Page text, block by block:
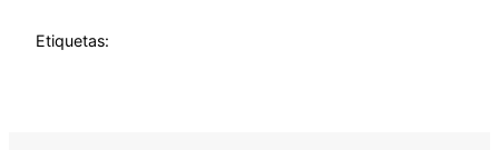
Etiquetas: